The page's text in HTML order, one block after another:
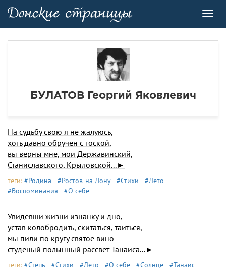
БУЛАТОВ Георгий Яковлевич
На судьбу свою я не жалуюсь,
хоть давно обручен с тоской,
вы верны мне, мои Державинский,
Станиславского, Крыловской...►
теги: #Родина #Ростов-на-Дону #Стихи
#Лето
#Воспоминания
#О себе
Увидевши жизни изнанку и дно,
устав колобродить, скитаться, таиться,
мы пили по кругу святое вино —
студёный полынный рассвет Танаиса...►
теги: #Степь #Стихи #Лето #О себе #Солнце #Танаис